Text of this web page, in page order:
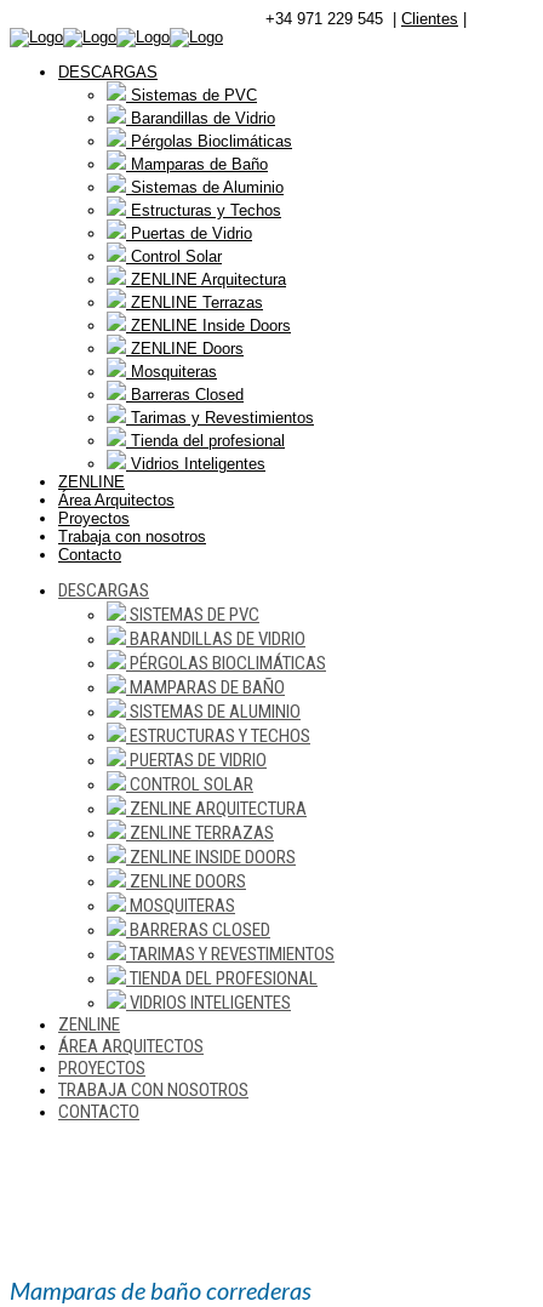
+34 971 229 545 | Clientes
DESCARGAS
Sistemas de PVC
Barandillas de Vidrio
Pérgolas Bioclimáticas
Mamparas de Baño
Sistemas de Aluminio
Estructuras y Techos
Puertas de Vidrio
Control Solar
ZENLINE Arquitectura
ZENLINE Terrazas
ZENLINE Inside Doors
ZENLINE Doors
Mosquiteras
Barreras Closed
Tarimas y Revestimientos
Tienda del profesional
Vidrios Inteligentes
ZENLINE
Área Arquitectos
Proyectos
Trabaja con nosotros
Contacto
DESCARGAS
SISTEMAS DE PVC
BARANDILLAS DE VIDRIO
PÉRGOLAS BIOCLIMÁTICAS
MAMPARAS DE BAÑO
SISTEMAS DE ALUMINIO
ESTRUCTURAS Y TECHOS
PUERTAS DE VIDRIO
CONTROL SOLAR
ZENLINE ARQUITECTURA
ZENLINE TERRAZAS
ZENLINE INSIDE DOORS
ZENLINE DOORS
MOSQUITERAS
BARRERAS CLOSED
TARIMAS Y REVESTIMIENTOS
TIENDA DEL PROFESIONAL
VIDRIOS INTELIGENTES
ZENLINE
ÁREA ARQUITECTOS
PROYECTOS
TRABAJA CON NOSOTROS
CONTACTO
Mamparas de baño correderas